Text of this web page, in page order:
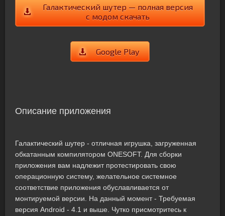
Галактический шутер — полная версия
с модом скачать
Google Play
Описание приложения
Галактический шутер - отличная игрушка, загруженная
обкатанным компилятором ONESOFT. Для сборки
приложения вам надлежит протестировать свою
операционную систему, желательное системное
соответствие приложения обуславливается от
монтируемой версии. На данный момент - Требуемая
версия Android - 4.1 и выше. Чутко присмотритесь к